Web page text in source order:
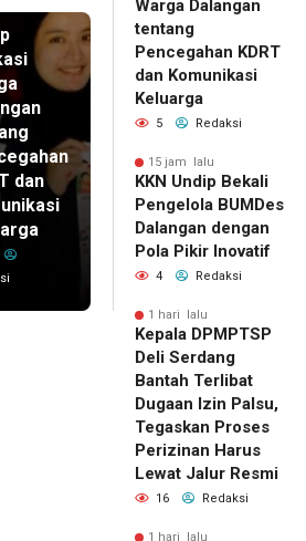
dan
Warga Dalangan
tentang
Pencegahan KDRT
dan Komunikasi
Keluarga
5 Redaksi
15 jam lalu
KKN Undip Bekali
Pengelola BUMDes
Dalangan dengan
Pola Pikir Inovatif
4 Redaksi
1 hari lalu
Kepala DPMPTSP
Deli Serdang
Bantah Terlibat
Dugaan Izin Palsu,
Tegaskan Proses
Perizinan Harus
Lewat Jalur Resmi
16 Redaksi
1 hari lalu